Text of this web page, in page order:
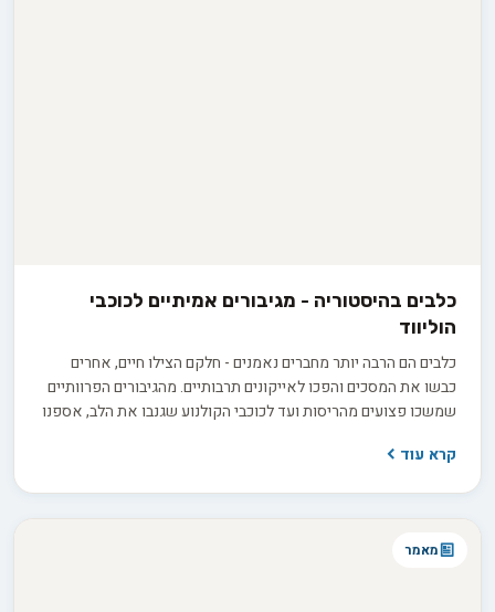
כלבים בהיסטוריה - מגיבורים אמיתיים לכוכבי
הוליווד
כלבים הם הרבה יותר מחברים נאמנים - חלקם הצילו חיים, אחרים
כבשו את המסכים והפכו לאייקונים תרבותיים. מהגיבורים הפרוותיים
שמשכו פצועים מהריסות ועד לכוכבי הקולנוע שגנבו את הלב, אספנו
קרא עוד
מאמר